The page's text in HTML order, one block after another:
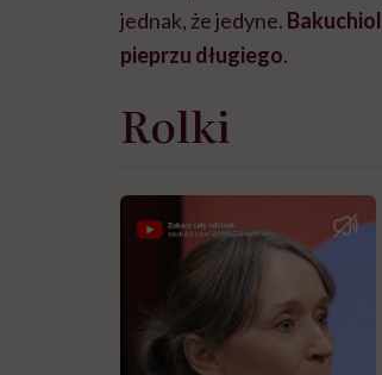
jednak, że jedyne.
pieprzu długiego.
Rolki